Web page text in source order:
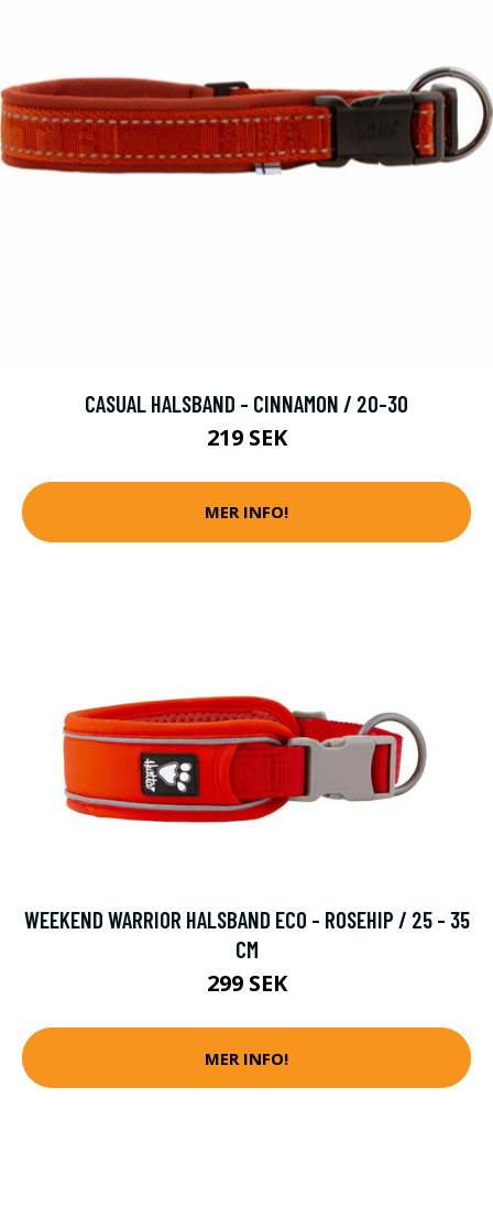
CASUAL HALSBAND - CINNAMON / 20-30
219 SEK
MER INFO!
WEEKEND WARRIOR HALSBAND ECO - ROSEHIP / 25 - 35
CM
299 SEK
MER INFO!